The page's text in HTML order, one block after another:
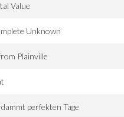
Value
Unknown
Plainville
perfekten Tage